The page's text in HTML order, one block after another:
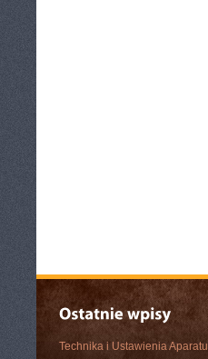
Technika i Ustawienia Aparatu